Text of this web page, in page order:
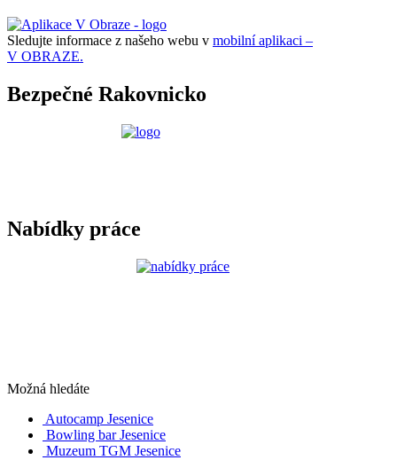
Sledujte informace z našeho webu v mobilní aplikaci –
V OBRAZE.
Bezpečné Rakovnicko
Nabídky práce
Možná hledáte
Autocamp Jesenice
Bowling bar Jesenice
Muzeum TGM Jesenice